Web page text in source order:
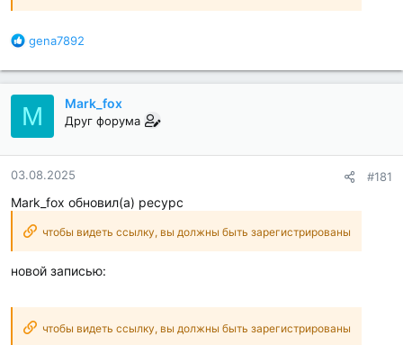
Б
а
г
д
а
р
н
с
и
:
gena7892
M Mark_fox
Друг форума
03.08.2025 #181
Mark_fox обновил(а) ресурс
чтобы видеть ссылку, вы должны быть зарегистрированы
новой записью:
чтобы видеть ссылку, вы должны быть зарегистрированы